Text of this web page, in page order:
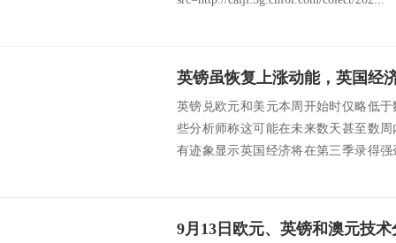
英镑虽恢复上涨动能，英国经
英镑兑欧元和美元本周开始时仅略低
些分析师称这可能在未来数天甚至数
有迹象显示英国经济将在第三季录得
9月13日欧元、英镑和澳元技术